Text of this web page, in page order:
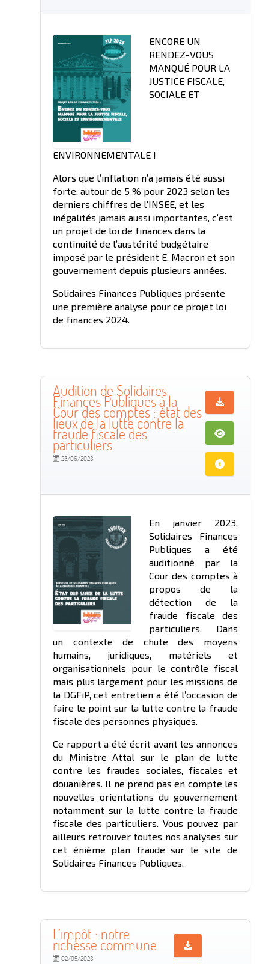
ENCORE UN
RENDEZ-VOUS
MANQUÉ POUR LA
JUSTICE FISCALE,
SOCIALE ET
ENVIRONNEMENTALE !
Alors que l’inflation n’a jamais été aussi
forte, autour de 5 % pour 2023 selon les
derniers chiffres de l’INSEE, et les
inégalités jamais aussi importantes, c’est
un projet de loi de finances dans la
continuité de l’austérité budgétaire
imposé par le président E. Macron et son
gouvernement depuis plusieurs années.
Solidaires Finances Publiques présente
une première analyse pour ce projet loi
de finances 2024.
Audition de Solidaires
Finances Publiques à la
Cour des comptes : état des
lieux de la lutte contre la
fraude fiscale des
particuliers
23/06/2023
En janvier 2023,
Solidaires Finances
Publiques a été
auditionné par la
Cour des comptes à
propos de la
détection de la
fraude fiscale des
particuliers. Dans
un contexte de chute des moyens
humains, juridiques, matériels et
organisationnels pour le contrôle fiscal
mais plus largement pour les missions de
la DGFiP, cet entretien a été l’occasion de
faire le point sur la lutte contre la fraude
fiscale des personnes physiques.
Ce rapport a été écrit avant les annonces
du Ministre Attal sur le plan de lutte
contre les fraudes sociales, fiscales et
douanières. Il ne prend pas en compte les
nouvelles orientations du gouvernement
notamment sur la lutte contre la fraude
fiscale des particuliers. Vous pouvez par
ailleurs retrouver toutes nos analyses sur
cet énième plan fraude sur le site de
Solidaires Finances Publiques.
L’impôt : notre
richesse commune
02/05/2023